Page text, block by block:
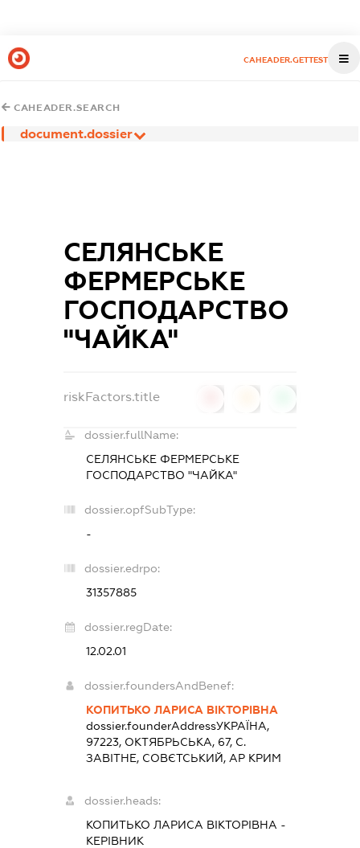
CAHEADER.GETTEST
CAHEADER.SEARCH
document.dossier
СЕЛЯНСЬКЕ
ФЕРМЕРСЬКЕ
ГОСПОДАРСТВО
"ЧАЙКА"
riskFactors.title
dossier.fullName:
СЕЛЯНСЬКЕ ФЕРМЕРСЬКЕ
ГОСПОДАРСТВО "ЧАЙКА"
dossier.opfSubType:
-
dossier.edrpo:
31357885
dossier.regDate:
12.02.01
dossier.foundersAndBenef:
КОПИТЬКО ЛАРИСА ВІКТОРІВНА
dossier.founderAddressУКРАЇНА,
97223, ОКТЯБРЬСЬКА, 67, С.
ЗАВІТНЕ, СОВЄТСЬКИЙ, АР КРИМ
dossier.heads:
КОПИТЬКО ЛАРИСА ВІКТОРІВНА -
КЕРІВНИК